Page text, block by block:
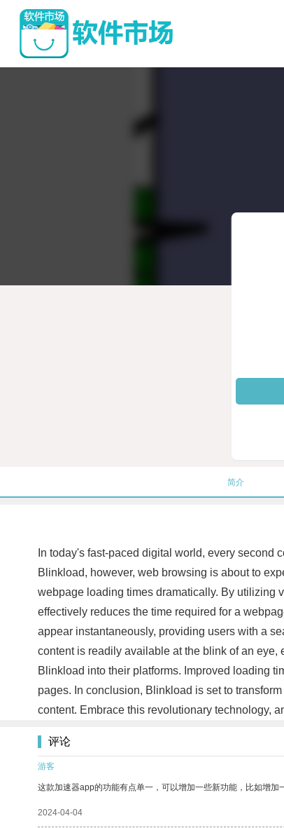
简介
In today's fast-paced digital world, every second
Blinkload, however, web browsing is about to
webpage loading times dramatically. By utilizing
effectively reduces the time required for a
appear instantaneously, providing users with a
content is readily available at the blink of an
Blinkload into their platforms. Improved loading
pages. In conclusion, Blinkload is set to
content. Embrace this revolutionary technology,
评论
游客
这款加速器app的功能有点单一，可以增加一些新功能，比如增加
2024-04-04